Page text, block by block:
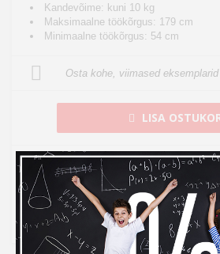
Kandevõime: kuni 10 kg
Maksimaalne töökõrgus: 179 cm
Minimaalne töökõrgus: 54 cm
Osta kohe, viimased
LISA
Toode on laos, tarneaeg 1-3
See toode tuuakse sulle tasuta
14 päeva tagastusõigus